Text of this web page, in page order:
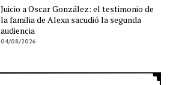
Juicio a Oscar González: el testimonio de
la familia de Alexa sacudió la segunda
audiencia
04/08/2026